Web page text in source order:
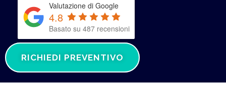
Valutazione di Google
4.8
Basato su 487 recensioni
RICHIEDI PREVENTIVO